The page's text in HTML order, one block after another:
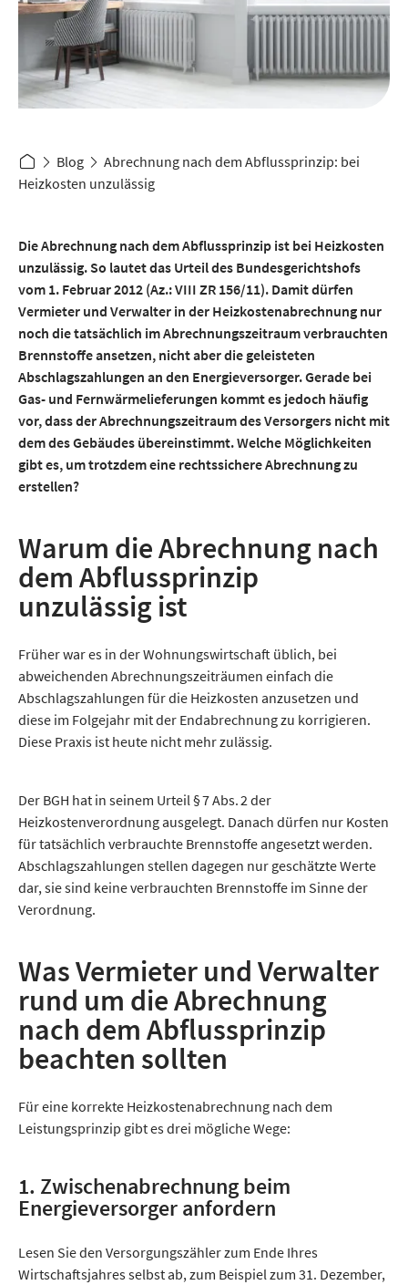
Blog
Abrechnung nach dem Abflussprinzip: bei
Heizkosten unzulässig
Die Abrechnung nach dem Abflussprinzip ist bei Heizkosten
unzulässig. So lautet das Urteil des Bundesgerichtshofs
vom 1. Februar 2012 (Az.: VIII ZR 156/11). Damit dürfen
Vermieter und Verwalter in der Heizkostenabrechnung nur
noch die tatsächlich im Abrechnungszeitraum verbrauchten
Brennstoffe ansetzen, nicht aber die geleisteten
Abschlagszahlungen an den Energieversorger. Gerade bei
Gas- und Fernwärmelieferungen kommt es jedoch häufig
vor, dass der Abrechnungszeitraum des Versorgers nicht mit
dem des Gebäudes übereinstimmt. Welche Möglichkeiten
gibt es, um trotzdem eine rechtssichere Abrechnung zu
erstellen?
Warum die Abrechnung nach
dem Abflussprinzip
unzulässig ist
Früher war es in der Wohnungswirtschaft üblich, bei
abweichenden Abrechnungszeiträumen einfach die
Abschlagszahlungen für die Heizkosten anzusetzen und
diese im Folgejahr mit der Endabrechnung zu korrigieren.
Diese Praxis ist heute nicht mehr zulässig.
Der BGH hat in seinem Urteil § 7 Abs. 2 der
Heizkostenverordnung ausgelegt. Danach dürfen nur Kosten
für tatsächlich verbrauchte Brennstoffe angesetzt werden.
Abschlagszahlungen stellen dagegen nur geschätzte Werte
dar, sie sind keine verbrauchten Brennstoffe im Sinne der
Verordnung.
Was Vermieter und Verwalter
rund um die Abrechnung
nach dem Abflussprinzip
beachten sollten
Für eine korrekte Heizkostenabrechnung nach dem
Leistungsprinzip gibt es drei mögliche Wege:
1. Zwischenabrechnung beim
Energieversorger anfordern
Lesen Sie den Versorgungszähler zum Ende Ihres
Wirtschaftsjahres selbst ab, zum Beispiel zum 31. Dezember,